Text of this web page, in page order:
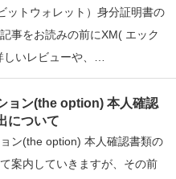
ットウォレット）身分証明書の
事をお読みの前にXM( エック
しいレビューや、…
ョン(the option) 本人確認
について
ン(the option) 本人確認書類の
案内していきますが、その前